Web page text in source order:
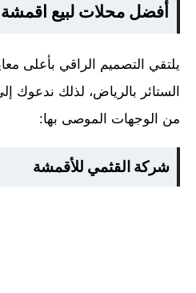
أفضل محلات لبيع
يلتقي التصميم الراقي بأعلى
الستائر بالرياض، لذلك ندعوك
من الوجهات الموصى بها:
شركة القثمي للأقمشة